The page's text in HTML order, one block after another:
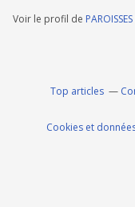
Voir le profil de
Top articles
Cookies et